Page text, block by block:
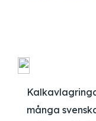
många